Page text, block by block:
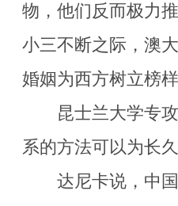
物，他们反而极力
小三不断之际，澳
婚姻为西方树立榜样
昆士兰大学专攻
系的方法可以为长
达尼卡说，中国